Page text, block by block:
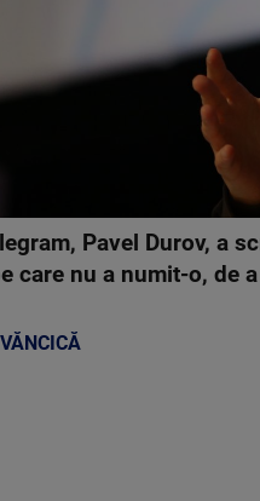
Pavel Durov, a
care nu a numit-o, de